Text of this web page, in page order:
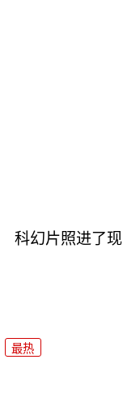
科幻片照进了
最热